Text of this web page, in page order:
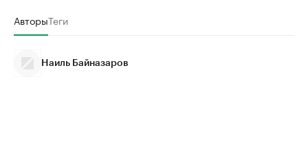
АвторыТеги
Наиль Байназаров